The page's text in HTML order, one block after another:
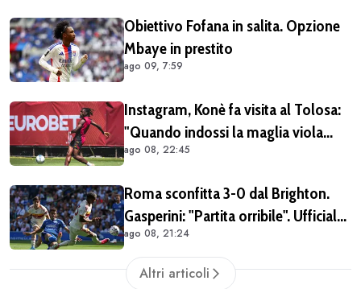
Obiettivo Fofana in salita. Opzione
Mbaye in prestito
ago 09, 7:59
Instagram, Konè fa visita al Tolosa:
"Quando indossi la maglia viola
diventi parte della famiglia. Era
VIDEO)
ago 08, 22:45
Roma sconfitta 3-0 dal Brighton.
Gasperini: "Partita orribile". Ufficiale
il rinnovo di Pellegrini
ago 08, 21:24
Altri articoli